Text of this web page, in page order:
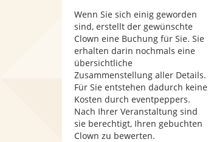
Wenn Sie sich einig geworden
sind, erstellt der gewünschte
Clown eine Buchung für Sie. Sie
erhalten darin nochmals eine
übersichtliche
Zusammenstellung aller Details.
Für Sie entstehen dadurch keine
Kosten durch eventpeppers.
Nach Ihrer Veranstaltung sind
sie berechtigt, Ihren gebuchten
Clown zu bewerten.